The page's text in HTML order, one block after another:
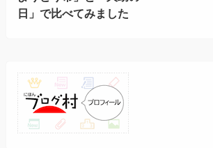
日」で比べてみました